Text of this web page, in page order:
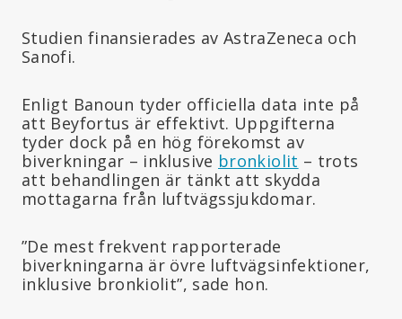
Studien finansierades av AstraZeneca och
Sanofi.
Enligt Banoun tyder officiella data inte på
att Beyfortus är effektivt. Uppgifterna
tyder dock på en hög förekomst av
biverkningar – inklusive bronkiolit – trots
att behandlingen är tänkt att skydda
mottagarna från luftvägssjukdomar.
”De mest frekvent rapporterade
biverkningarna är övre luftvägsinfektioner,
inklusive bronkiolit”, sade hon.